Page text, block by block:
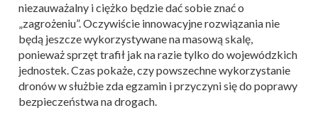
niezauważalny i ciężko będzie dać sobie znać o
„zagrożeniu”. Oczywiście innowacyjne rozwiązania nie
będą jeszcze wykorzystywane na masową skalę,
ponieważ sprzęt trafił jak na razie tylko do wojewódzkich
jednostek. Czas pokaże, czy powszechne wykorzystanie
dronów w służbie zda egzamin i przyczyni się do poprawy
bezpieczeństwa na drogach.